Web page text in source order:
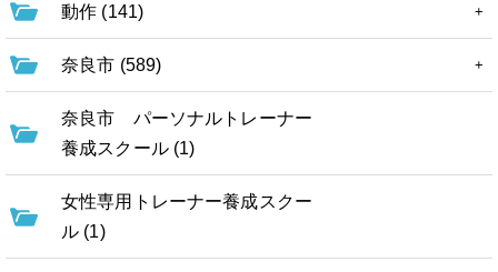
動作 (141)
奈良市 (589)
奈良市 パーソナルトレーナー
養成スクール (1)
女性専用トレーナー養成スクー
ル (1)